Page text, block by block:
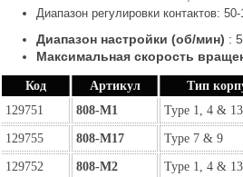
Диапазон регулировки контактов:
Диапазон настройки (об/мин) :
Максимальная скорость
Код Артикул Тип
129751
808-M1 Type 1, 4 & 13
129755 808-M17 Type 7 & 9
129752 808-M2 Type 1, 4 & 13